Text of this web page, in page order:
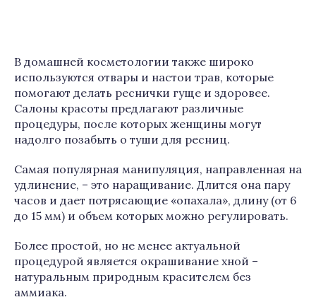
В домашней косметологии также широко
используются отвары и настои трав, которые
помогают делать реснички гуще и здоровее.
Салоны красоты предлагают различные
процедуры, после которых женщины могут
надолго позабыть о туши для ресниц.
Самая популярная манипуляция, направленная на
удлинение, – это наращивание. Длится она пару
часов и дает потрясающие «опахала», длину (от 6
до 15 мм) и объем которых можно регулировать.
Более простой, но не менее актуальной
процедурой является окрашивание хной –
натуральным природным красителем без
аммиака.